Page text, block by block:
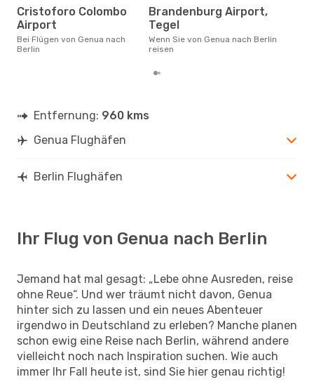
Cristoforo Colombo
Airport
Bei Flügen von Genua nach
Berlin
Brandenburg Airport,
Tegel
Wenn Sie von Genua nach Berlin
reisen
Entfernung: 960 kms
Genua Flughäfen
Berlin Flughäfen
Ihr Flug von Genua nach Berlin
Jemand hat mal gesagt: „Lebe ohne Ausreden, reise
ohne Reue“. Und wer träumt nicht davon, Genua
hinter sich zu lassen und ein neues Abenteuer
irgendwo in Deutschland zu erleben? Manche planen
schon ewig eine Reise nach Berlin, während andere
vielleicht noch nach Inspiration suchen. Wie auch
immer Ihr Fall heute ist, sind Sie hier genau richtig!